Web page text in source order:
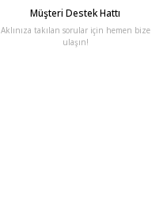
Müşteri Destek Hattı
Aklınıza takılan sorular için hemen bize
ulaşın!